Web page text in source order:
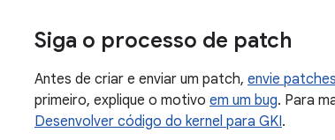
Siga o processo de patch
Antes de criar e enviar um patch, envie
primeiro, explique o motivo em um bug. Para
Desenvolver código do kernel para GKI.